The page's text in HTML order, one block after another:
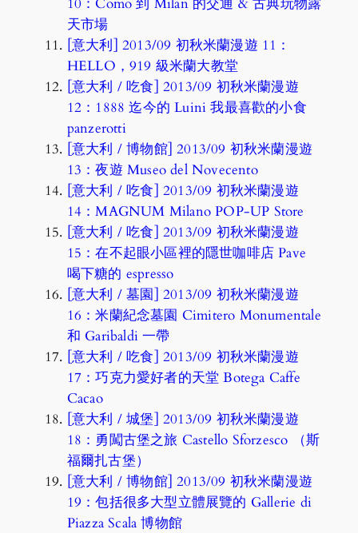
天市場
[意大利] 2013/09 初秋米蘭漫遊 11：
HELLO，919 級米蘭大教堂
[意大利 / 吃食] 2013/09 初秋米蘭漫遊
12：1888 迄今的 Luini 我最喜歡的小食
panzerotti
[意大利 / 博物館] 2013/09 初秋米蘭漫遊
13：夜遊 Museo del Novecento
[意大利 / 吃食] 2013/09 初秋米蘭漫遊
14：MAGNUM Milano POP-UP Store
[意大利 / 吃食] 2013/09 初秋米蘭漫遊
15：在不起眼小區裡的隱世咖啡店 Pave
喝下糖的 espresso
[意大利 / 墓園] 2013/09 初秋米蘭漫遊
16：米蘭紀念墓園 Cimitero Monumentale
和 Garibaldi 一帶
[意大利 / 吃食] 2013/09 初秋米蘭漫遊
17：巧克力愛好者的天堂 Botega Caffe
Cacao
[意大利 / 城堡] 2013/09 初秋米蘭漫遊
18：勇闖古堡之旅 Castello Sforzesco （斯
福爾扎古堡）
[意大利 / 博物館] 2013/09 初秋米蘭漫遊
19：包括很多大型立體展覽的 Gallerie di
Piazza Scala 博物館